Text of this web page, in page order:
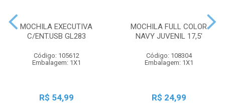
MOCHILA EXECUTIVA
C/ENT.USB GL283
Código: 105612
Embalagem: 1X1
R$ 54,99
MOCHILA FULL COLOR
NAVY JUVENIL 17,5'
Código: 108304
Embalagem: 1X1
R$ 24,99